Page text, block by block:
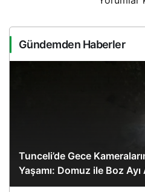
Gündemden Haberler
Tunceli’de Gece
Yaşamı: Domuz ile Boz Ayı